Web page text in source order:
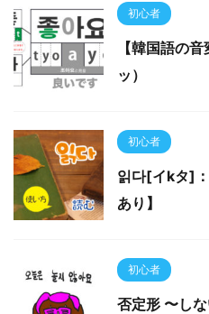
初心者
【韓国語の
ッ）
初心者
읽다[イkタ]
あり】
初心者
否定形 〜し